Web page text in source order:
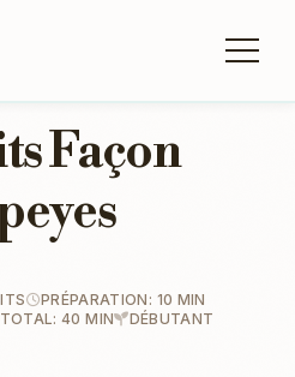
Façon
PRÉPARATION: 10 MIN
TOTAL: 40 MIN DÉBUTANT